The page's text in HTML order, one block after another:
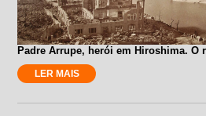
Padre Arrupe, herói em Hiroshima. O
LER MAIS